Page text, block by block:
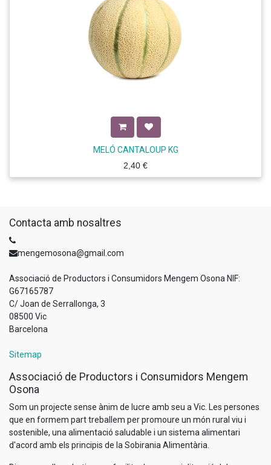
MELÓ CANTALOUP KG
2,40 €
Contacta amb nosaltres
mengemosona@gmail.com
Associació de Productors i Consumidors Mengem Osona NIF:
G67165787
C/ Joan de Serrallonga, 3
08500 Vic
Barcelona
Sitemap
Associació de Productors i Consumidors Mengem
Osona
Som un projecte sense ànim de lucre amb seu a Vic. Les persones
que en formem part treballem per promoure un món rural viu i
sostenible, una alimentació saludable i un sistema alimentari
d'acord amb els principis de la Sobirania Alimentària.